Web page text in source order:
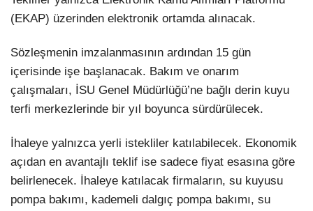
(EKAP) üzerinden elektronik ortamda alınacak.
Sözleşmenin imzalanmasının ardından 15 gün
içerisinde işe başlanacak. Bakım ve onarım
çalışmaları, İSU Genel Müdürlüğü’ne bağlı derin kuyu
terfi merkezlerinde bir yıl boyunca sürdürülecek.
İhaleye yalnızca yerli istekliler katılabilecek. Ekonomik
açıdan en avantajlı teklif ise sadece fiyat esasına göre
belirlenecek. İhaleye katılacak firmaların, su kuyusu
pompa bakımı, kademeli dalgıç pompa bakımı, su